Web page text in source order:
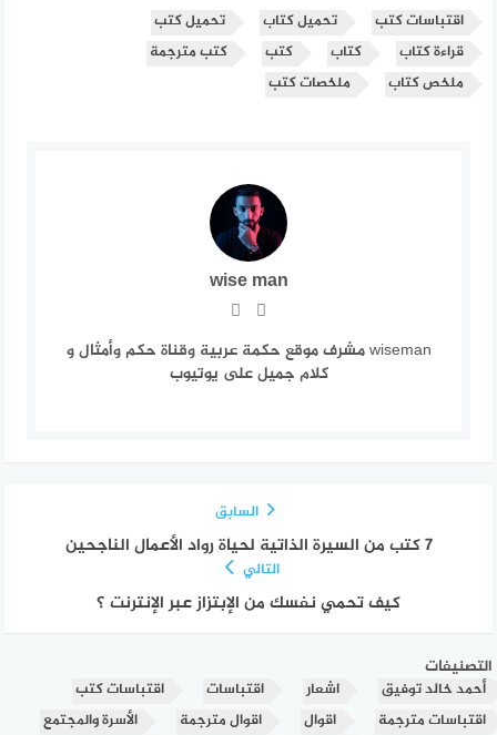
اقتباسات كتب تحميل كتاب
تحميل كتب
قراءة كتاب
كتاب كتب
كتب مترجمة
ملخص كتاب
ملخصات كتب
wise man
wiseman مشرف موقع حكمة عربية وقناة حكم وأمثال و
كلام جميل على يوتيوب
السابق
7 كتب من السيرة الذاتية لحياة رواد الأعمال الناجحين
التالي
كيف تحمي نفسك من الإبتزاز عبر الإنترنت ؟
التصنيفات
أحمد خالد توفيق اشعار اقتباسات
اقتباسات كتب
اقتباسات مترجمة
اقوال اقوال مترجمة
الأسرة والمجتمع